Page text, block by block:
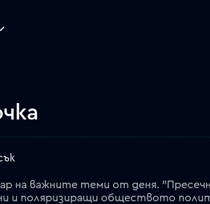
на важните теми от деня.
и поляризиращи обществото